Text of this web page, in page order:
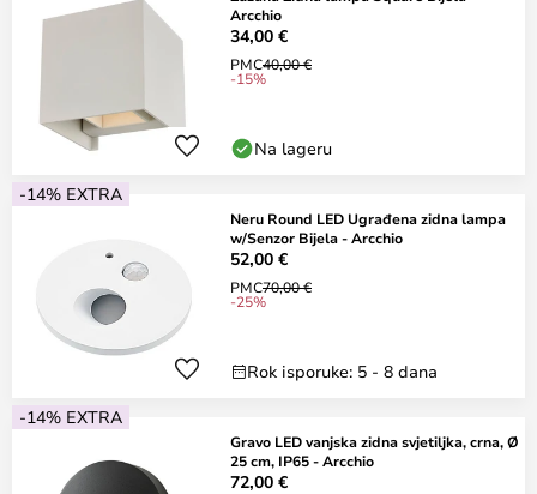
Arcchio
34,00 €
PMC40,00 €
-15%
Na lageru
-14% EXTRA
Neru Round LED Ugrađena zidna lampa
w/Senzor Bijela - Arcchio
52,00 €
PMC70,00 €
-25%
Rok isporuke: 5 - 8 dana
-14% EXTRA
Gravo LED vanjska zidna svjetiljka, crna, Ø
25 cm, IP65 - Arcchio
72,00 €